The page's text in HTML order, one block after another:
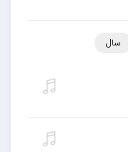
سال